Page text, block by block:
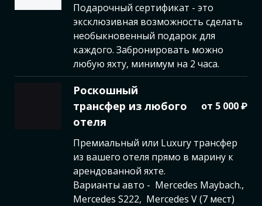
Подарочный сертификат - это
эксклюзивная возможность сделать
необыкновенный подарок для
каждого. Забронировать можно
любую яхту, минимум на 2 часа.
Роскошный
трансфер из любого
отеля
от 5 000 ₽
Премиальный или Luxury трансфер
из вашего отеля прямо в марину к
арендованной яхте.
Варианты авто - Mercedes Maybach.,
Mercedes S222, Mercedes V (7 мест)